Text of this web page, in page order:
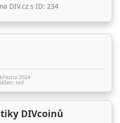
na DIV.cz s ID: 234
2024
teď
DIVcoinů